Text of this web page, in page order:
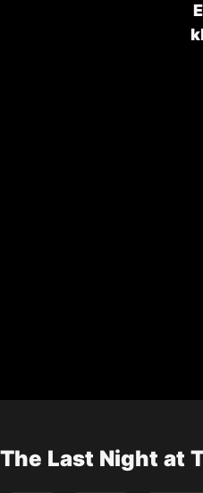
The Last Night at